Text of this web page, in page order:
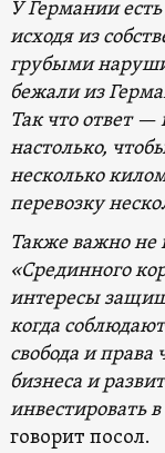
У Германии есть
исходя из
грубыми
бежали из
Так что ответ
настолько,
несколько
перевозку
Также важно не
«Срединного
интересы
когда
свобода и
бизнеса и
инвестировать
говорит посол.